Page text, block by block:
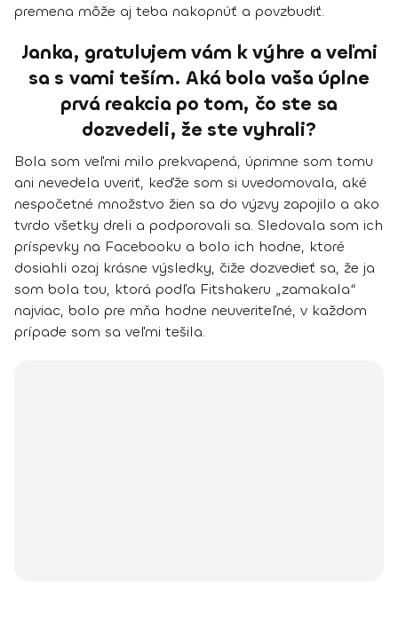
premena môže aj teba nakopnúť a povzbudiť.
Janka, gratulujem vám k výhre a veľmi
sa s vami teším. Aká bola vaša úplne
prvá reakcia po tom, čo ste sa
dozvedeli, že ste vyhrali?
Bola som veľmi milo prekvapená, úprimne som tomu
ani nevedela uveriť, keďže som si uvedomovala, aké
nespočetné množstvo žien sa do výzvy zapojilo a ako
tvrdo všetky dreli a podporovali sa. Sledovala som ich
príspevky na Facebooku a bolo ich hodne, ktoré
dosiahli ozaj krásne výsledky, čiže dozvedieť sa, že ja
som bola tou, ktorá podľa Fitshakeru „zamakala“
najviac, bolo pre mňa hodne neuveriteľné, v každom
prípade som sa veľmi tešila.